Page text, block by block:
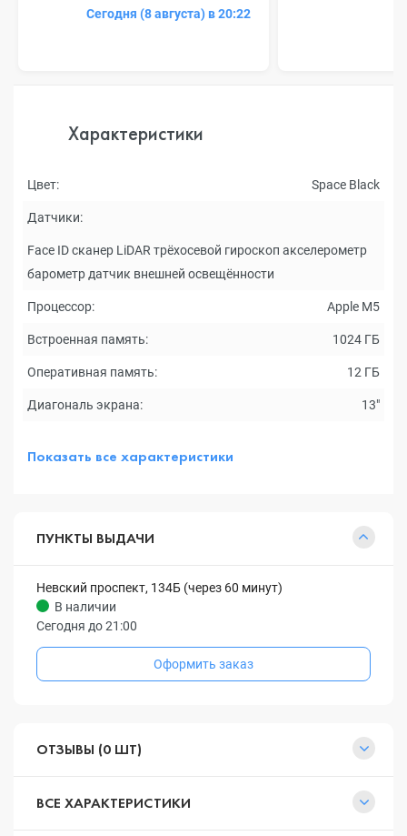
Сегодня (8 августа) в 20:22
Характеристики
Цвет: Space Black
Датчики:
Face ID сканер LiDAR трёхосевой гироскоп акселерометр
барометр датчик внешней освещённости
Процессор: Apple M5
Встроенная память: 1024 ГБ
Оперативная память: 12 ГБ
Диагональ экрана: 13"
Показать все характеристики
ПУНКТЫ ВЫДАЧИ
Невский проспект, 134Б (через 60 минут)
В наличии
Сегодня до 21:00
Оформить заказ
ОТЗЫВЫ (0 ШТ)
ВСЕ ХАРАКТЕРИСТИКИ